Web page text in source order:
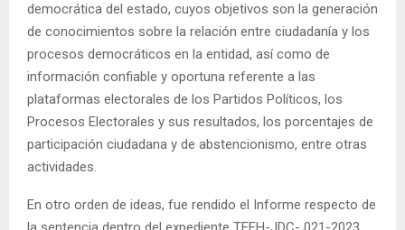
democrática del estado, cuyos objetivos son la generación
de conocimientos sobre la relación entre ciudadanía y los
procesos democráticos en la entidad, así como de
información confiable y oportuna referente a las
plataformas electorales de los Partidos Políticos, los
Procesos Electorales y sus resultados, los porcentajes de
participación ciudadana y de abstencionismo, entre otras
actividades.
En otro orden de ideas, fue rendido el Informe respecto de